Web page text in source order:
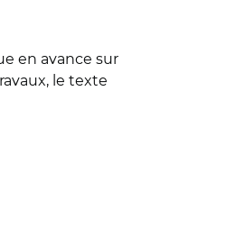
en avance sur
le texte